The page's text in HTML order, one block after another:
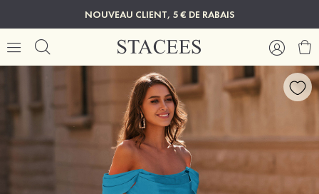
NOUVEAU CLIENT, 5 € DE RABAIS